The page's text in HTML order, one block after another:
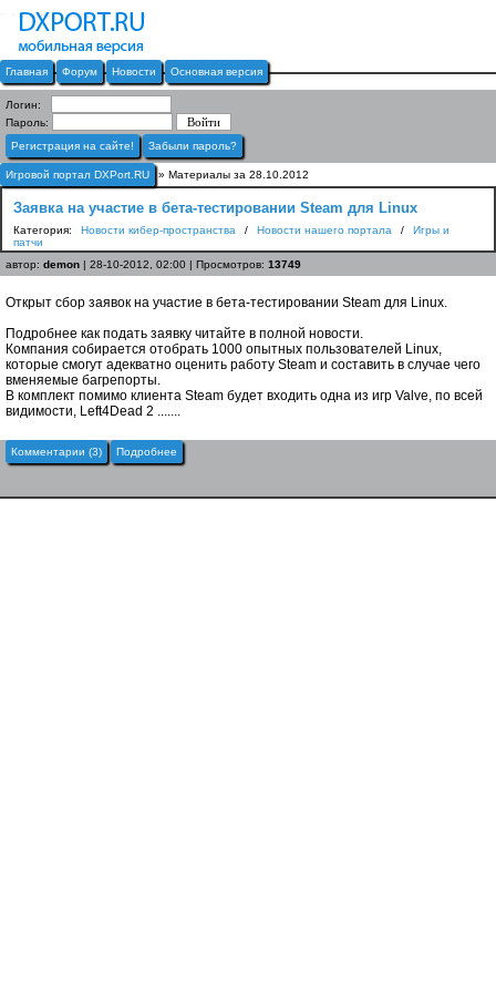
Главная Форум Новости Основная версия
Логин:
Пароль:
Регистрация на сайте!
Забыли пароль?
Игровой портал DXPort.RU » Материалы за 28.10.2012
Заявка на участие в бета-тестировании Steam для Linux
Категория: Новости кибер-пространства / Новости нашего портала /
Игры и
патчи
автор: demon | 28-10-2012, 02:00 | Просмотров: 13749
Открыт сбор заявок на участие в бета-тестировании Steam для Linux.
Подробнее как подать заявку читайте в полной новости.
Компания собирается отобрать 1000 опытных пользователей Linux,
которые смогут адекватно оценить работу Steam и составить в случае чего
вменяемые багрепорты.
В комплект помимо клиента Steam будет входить одна из игр Valve, по всей
видимости, Left4Dead 2 .......
Комментарии (3) Подробнее